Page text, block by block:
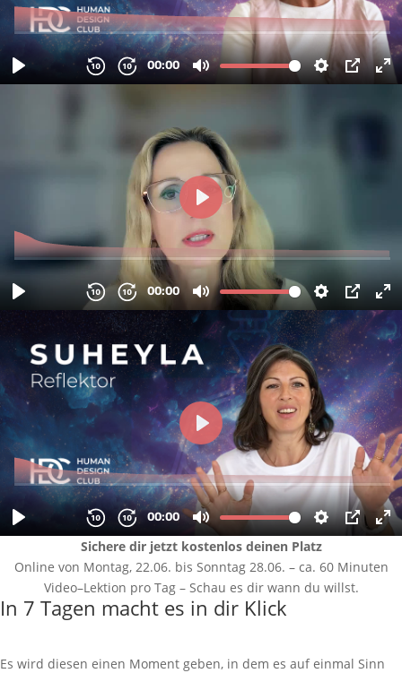
Sichere dir jetzt kostenlos deinen Platz
Online von Montag, 22.06. bis Sonntag 28.06. – ca. 60 Minuten
Video–Lektion pro Tag – Schau es dir wann du willst.
In 7 Tagen macht es in dir Klick
Es wird diesen einen Moment geben, in dem es auf einmal Sinn